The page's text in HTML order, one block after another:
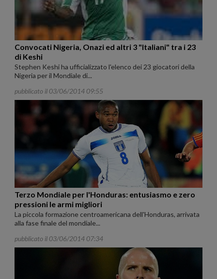
Convocati Nigeria, Onazi ed altri 3 "Italiani" tra i 23
di Keshi
Stephen Keshi ha ufficializzato l'elenco dei 23 giocatori della
Nigeria per il Mondiale di...
pubblicato il 03/06/2014 09:55
Terzo Mondiale per l'Honduras: entusiasmo e zero
pressioni le armi migliori
La piccola formazione centroamericana dell'Honduras, arrivata
alla fase finale del mondiale...
pubblicato il 03/06/2014 07:34